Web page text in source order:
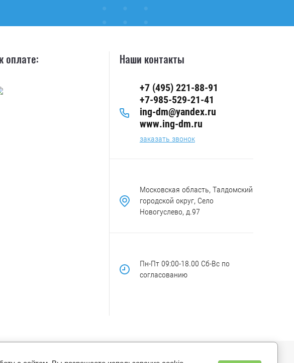
оплате: Наши контакты
+7 (495) 221-88-91
+7-985-529-21-41
ing-dm@yandex.ru
www.ing-dm.ru
заказать звонок
Московская область, Талдомский
городской округ, Село
Новогуслево, д.97
Пн-Пт 09:00-18.00 Сб-Вс по
согласованию